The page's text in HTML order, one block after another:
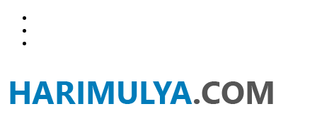
Skip
content